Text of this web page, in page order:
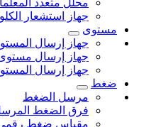
محلل متعدد
جهاز استشعار
مستوى
جهاز إرسال
جهاز إرسال مستوى
جهاز إرسال
ضغط
مرسل الضغط
فرق الضغط
مقياس ضغط